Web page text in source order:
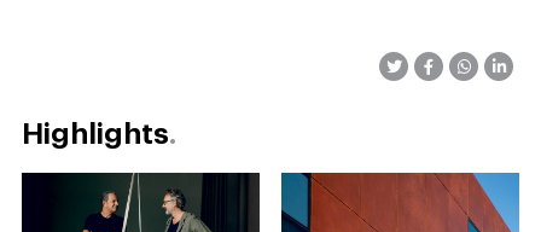
Highlights